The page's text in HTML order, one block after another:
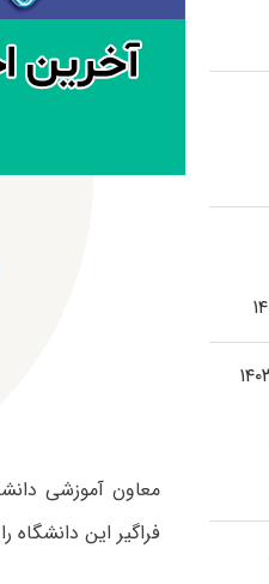
معاون آموزشی
فراگیر این دانشگاه